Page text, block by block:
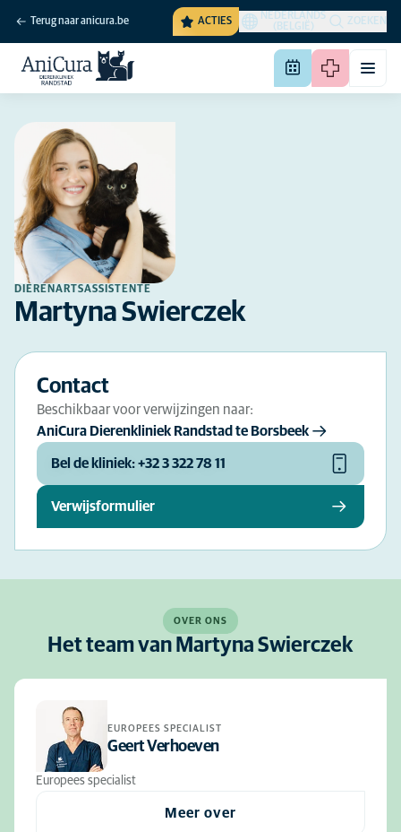
Terug naar anicura.be ACTIES
NEDERLANDS
(BELGIË)
ZOEKEN
DIERENARTSASSISTENTE
Martyna Swierczek
Contact
Beschikbaar voor verwijzingen naar:
AniCura Dierenkliniek Randstad te Borsbeek
Bel de kliniek: +32 3 322 78 11
Verwijsformulier
OVER ONS
Het team van Martyna Swierczek
EUROPEES SPECIALIST
Geert Verhoeven
Europees specialist
Meer over